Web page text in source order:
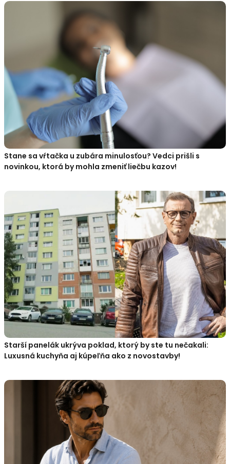
Stane sa vŕtačka u zubára minulosťou? Vedci prišli s
novinkou, ktorá by mohla zmeniť liečbu kazov!
Starší panelák ukrýva poklad, ktorý by ste tu nečakali:
Luxusná kuchyňa aj kúpeľňa ako z novostavby!